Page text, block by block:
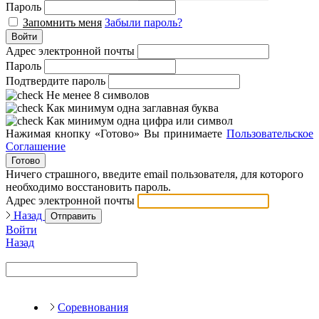
Пароль
Запомнить меня Забыли пароль?
Войти
Адрес электронной почты
Пароль
Подтвердите пароль
Не менее 8 символов
Как минимум одна заглавная буква
Как минимум одна цифра или символ
Нажимая кнопку «Готово» Вы принимаете Пользовательское
Соглашение
Готово
Ничего страшного, введите email пользователя, для которого
необходимо восстановить пароль.
Адрес электронной почты
Назад
Отправить
Войти
Назад
Соревнования